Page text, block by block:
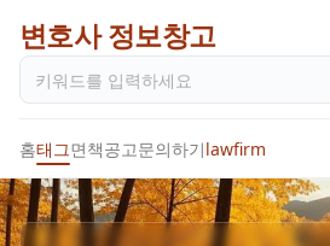
변호사 정보창고
홈태그면책공고문의하기lawfirm